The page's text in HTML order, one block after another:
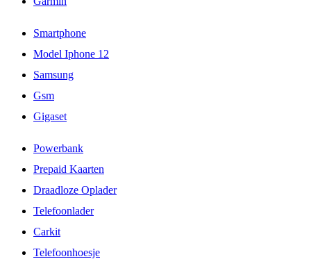
Smartphone
Model Iphone 12
Samsung
Gsm
Gigaset
Powerbank
Prepaid Kaarten
Draadloze Oplader
Telefoonlader
Carkit
Telefoonhoesje